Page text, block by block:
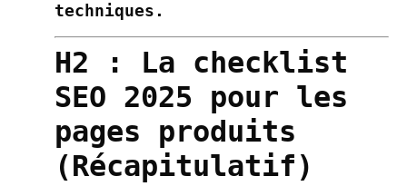
techniques.
H2 : La checklist
SEO 2025 pour les
pages produits
(Récapitulatif)